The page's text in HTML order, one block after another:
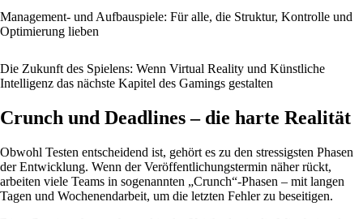
Management- und Aufbauspiele: Für alle, die Struktur, Kontrolle und
Optimierung lieben
Die Zukunft des Spielens: Wenn Virtual Reality und Künstliche
Intelligenz das nächste Kapitel des Gamings gestalten
Crunch und Deadlines – die harte Realität
Obwohl Testen entscheidend ist, gehört es zu den stressigsten Phasen
der Entwicklung. Wenn der Veröffentlichungstermin näher rückt,
arbeiten viele Teams in sogenannten „Crunch“-Phasen – mit langen
Tagen und Wochenendarbeit, um die letzten Fehler zu beseitigen.